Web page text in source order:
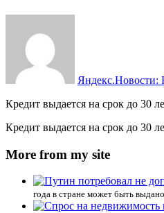
Яндекс.Новости:
Кредит выдается на срок до 30
Кредит выдается на срок до 30
More from my site
года в стране может быть